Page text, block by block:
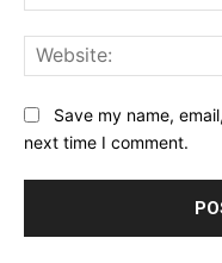
Save my name,
next time I comment.